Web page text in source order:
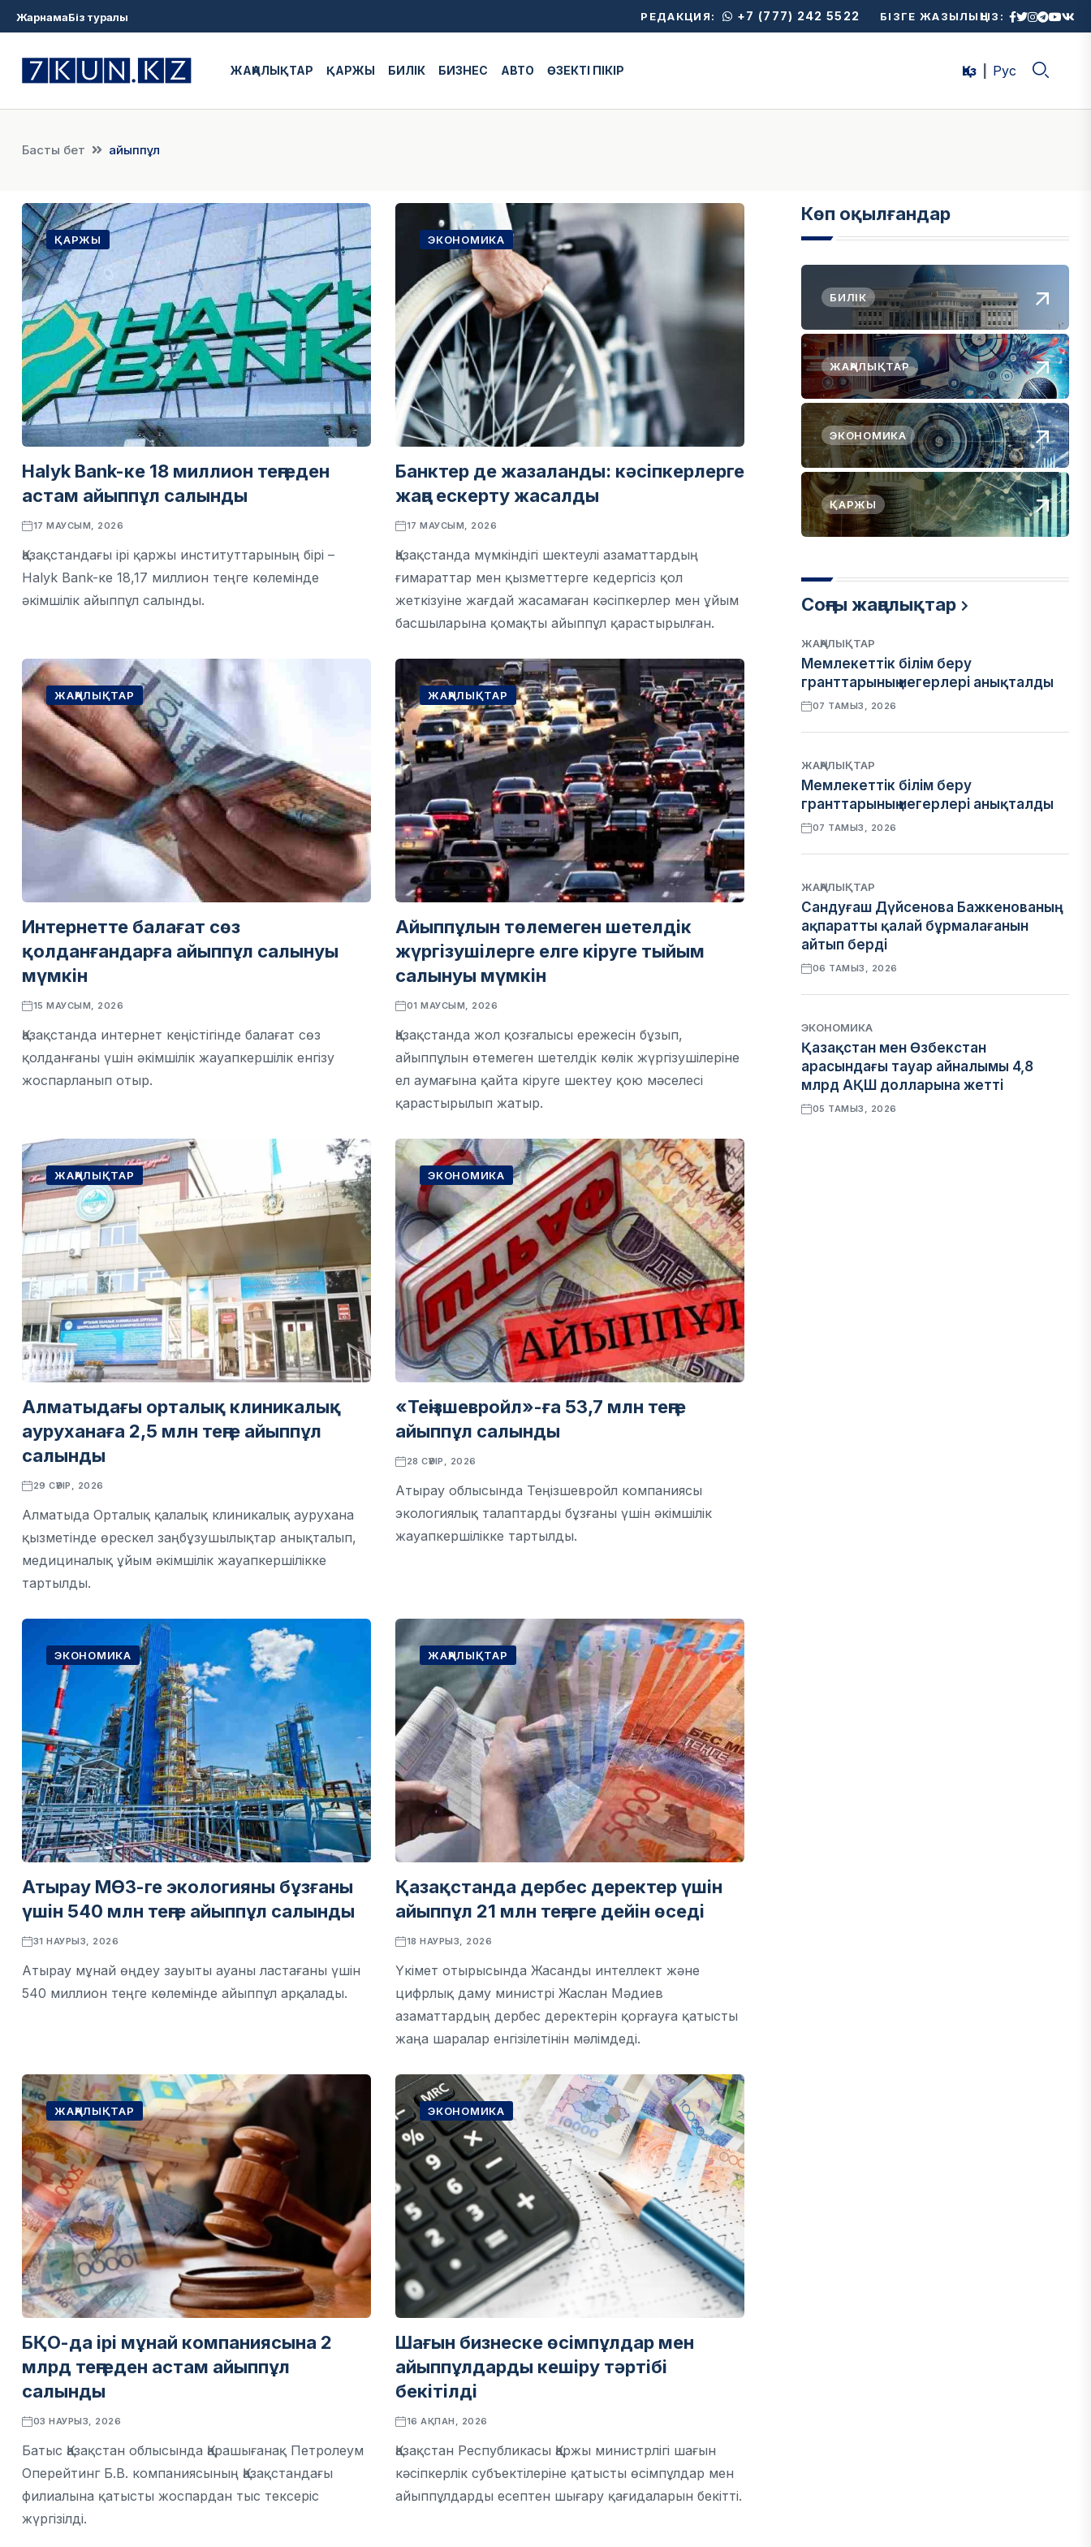
ЖарнамаБіз туралы РЕДАКЦИЯ: +7 (777) 242 5522 БІЗГЕ ЖАЗЫЛЫҢЫЗ:
ЖАҢАЛЫҚТАР ҚАРЖЫ БИЛІК БИЗНЕС АВТО ӨЗЕКТІ ПІКІР Қаз Рус
Басты бет айыппұл
ҚАРЖЫ
Halyk Bank-ке 18 миллион теңгеден
астам айыппұл салынды
17 МАУСЫМ, 2026
Қазақстандағы ірі қаржы институттарының бірі –
Halyk Bank-ке 18,17 миллион теңге көлемінде
әкімшілік айыппұл салынды.
ЭКОНОМИКА
Банктер де жазаланды: кәсіпкерлерге
жаңа ескерту жасалды
17 МАУСЫМ, 2026
Қазақстанда мүмкіндігі шектеулі азаматтардың
ғимараттар мен қызметтерге кедергісіз қол
жеткізуіне жағдай жасамаған кәсіпкерлер мен ұйым
басшыларына қомақты айыппұл қарастырылған.
ЖАҢАЛЫҚТАР
Интернетте балағат сөз
қолданғандарға айыппұл салынуы
мүмкін
15 МАУСЫМ, 2026
Қазақстанда интернет кеңістігінде балағат сөз
қолданғаны үшін әкімшілік жауапкершілік енгізу
жоспарланып отыр.
ЖАҢАЛЫҚТАР
Айыппұлын төлемеген шетелдік
жүргізушілерге елге кіруге тыйым
салынуы мүмкін
01 МАУСЫМ, 2026
Қазақстанда жол қозғалысы ережесін бұзып,
айыппұлын өтемеген шетелдік көлік жүргізушілеріне
ел аумағына қайта кіруге шектеу қою мәселесі
қарастырылып жатыр.
ЖАҢАЛЫҚТАР
Алматыдағы орталық клиникалық
ауруханаға 2,5 млн теңге айыппұл
салынды
29 СӘУІР, 2026
Алматыда Орталық қалалық клиникалық аурухана
қызметінде өрескел заңбұзушылықтар анықталып,
медициналық ұйым әкімшілік жауапкершілікке
тартылды.
ЭКОНОМИКА
«Теңізшевройл»-ға 53,7 млн теңге
айыппұл салынды
28 СӘУІР, 2026
Атырау облысында Теңізшевройл компаниясы
экологиялық талаптарды бұзғаны үшін әкімшілік
жауапкершілікке тартылды.
ЭКОНОМИКА
Атырау МӨЗ-ге экологияны бұзғаны
үшін 540 млн теңге айыппұл салынды
31 НАУРЫЗ, 2026
Атырау мұнай өңдеу зауыты ауаны ластағаны үшін
540 миллион теңге көлемінде айыппұл арқалады.
ЖАҢАЛЫҚТАР
Қазақстанда дербес деректер үшін
айыппұл 21 млн теңгеге дейін өседі
18 НАУРЫЗ, 2026
Үкімет отырысында Жасанды интеллект және
цифрлық даму министрі Жаслан Мәдиев
азаматтардың дербес деректерін қорғауға қатысты
жаңа шаралар енгізілетінін мәлімдеді.
ЖАҢАЛЫҚТАР
БҚО-да ірі мұнай компаниясына 2
млрд теңгеден астам айыппұл
салынды
03 НАУРЫЗ, 2026
Батыс Қазақстан облысында Қарашығанақ Петролеум
Оперейтинг Б.В. компаниясының Қазақстандағы
филиалына қатысты жоспардан тыс тексеріс
жүргізілді.
ЭКОНОМИКА
Шағын бизнеске өсімпұлдар мен
айыппұлдарды кешіру тәртібі
бекітілді
16 АҚПАН, 2026
Қазақстан Республикасы Қаржы министрлігі шағын
кәсіпкерлік субъектілеріне қатысты өсімпұлдар мен
айыппұлдарды есептен шығару қағидаларын бекітті.
Көп оқылғандар
БИЛІК
ЖАҢАЛЫҚТАР
ЭКОНОМИКА
ҚАРЖЫ
Соңғы жаңалықтар
ЖАҢАЛЫҚТАР
Мемлекеттік білім беру
гранттарының иегерлері анықталды
07 ТАМЫЗ, 2026
ЖАҢАЛЫҚТАР
Мемлекеттік білім беру
гранттарының иегерлері анықталды
07 ТАМЫЗ, 2026
ЖАҢАЛЫҚТАР
Сандуғаш Дүйсенова Бажкенованың
ақпаратты қалай бұрмалағанын
айтып берді
06 ТАМЫЗ, 2026
ЭКОНОМИКА
Қазақстан мен Өзбекстан
арасындағы тауар айналымы 4,8
млрд АҚШ долларына жетті
05 ТАМЫЗ, 2026